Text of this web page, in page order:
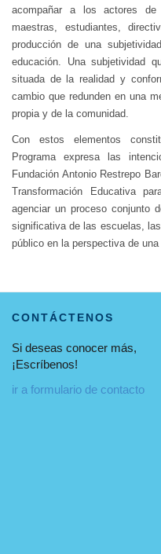
acompañar a los actores de
maestras, estudiantes,
producción de una
educación. Una subjetividad
situada de la realidad y
cambio que redunden en una
propia y de la comunidad.
Con estos elementos
Programa expresa las
Fundación Antonio Restrepo
Transformación Educativa
agenciar un proceso conjunto
significativa de las escuelas,
público en la perspectiva de
CONTÁCTENOS
Si deseas conocer más,
¡Escríbenos!
ir a formulario de contacto